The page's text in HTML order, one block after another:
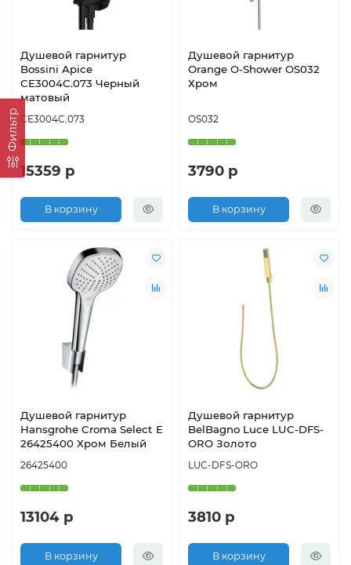
Фильтр
Душевой гарнитур
Bossini Apice
CE3004C.073 Черный
матовый
CE3004C.073
15359 р
В корзину
Душевой гарнитур
Orange O-Shower OS032
Хром
OS032
3790 р
В корзину
Душевой гарнитур
Hansgrohe Croma Select E
26425400 Хром Белый
26425400
13104 р
В корзину
Душевой гарнитур
BelBagno Luce LUC-DFS-
ORO Золото
LUC-DFS-ORO
3810 р
В корзину